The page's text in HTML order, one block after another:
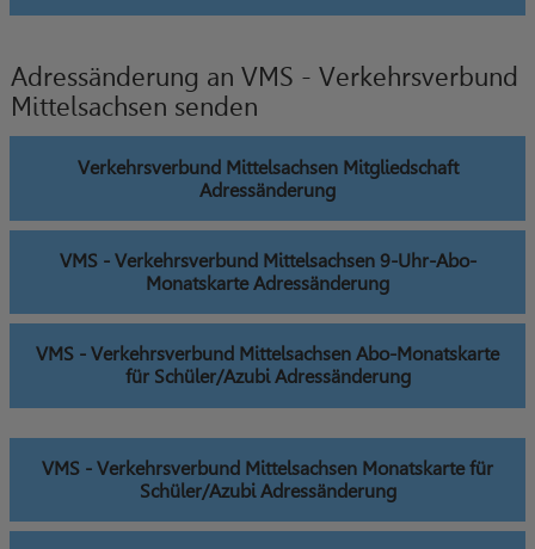
Adressänderung an VMS - Verkehrsverbund
Mittelsachsen senden
Verkehrsverbund Mittelsachsen Mitgliedschaft
Adressänderung
VMS - Verkehrsverbund Mittelsachsen 9-Uhr-Abo-
Monatskarte Adressänderung
VMS - Verkehrsverbund Mittelsachsen Abo-Monatskarte
für Schüler/Azubi Adressänderung
VMS - Verkehrsverbund Mittelsachsen Monatskarte für
Schüler/Azubi Adressänderung